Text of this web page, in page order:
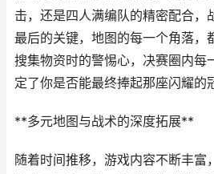
击，还是四人满编队的精密配合，
最后的关键，地图的每一个角落，
搜集物资时的警惕心，决赛圈内每
定了你是否能最终捧起那座闪耀的
**多元地图与战术的深度拓展**
随着时间推移，游戏内容不断丰富